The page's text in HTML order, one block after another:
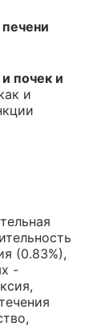
почек и
и
(0.83%),
-